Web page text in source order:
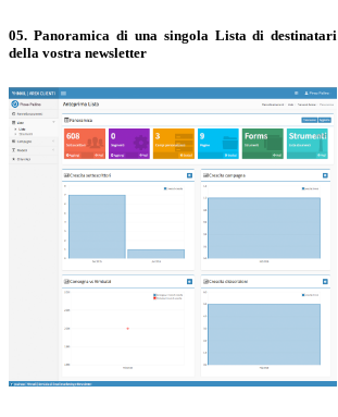
05. Panoramica di una singola Lista di destinatari
della vostra newsletter